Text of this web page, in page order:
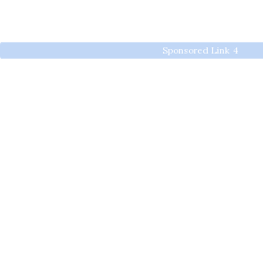
Sponsored Link 4